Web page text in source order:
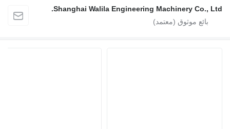
Shanghai Walila Engineering Machinery